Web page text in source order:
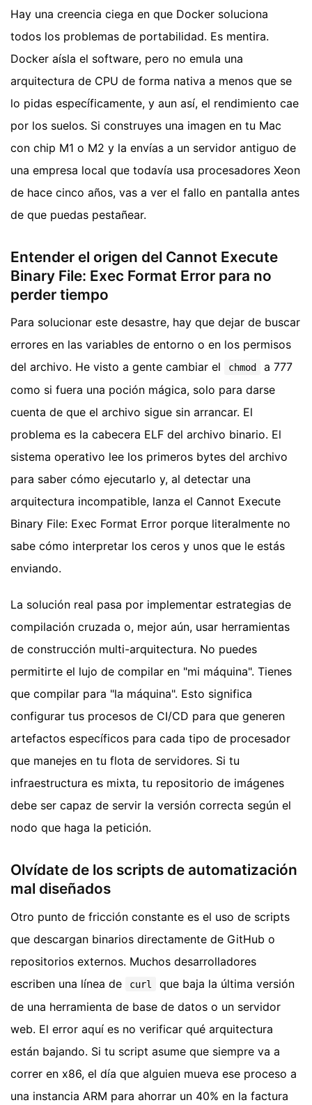
Hay una creencia ciega en que Docker soluciona
todos los problemas de portabilidad. Es mentira.
Docker aísla el software, pero no emula una
arquitectura de CPU de forma nativa a menos que se
lo pidas específicamente, y aun así, el rendimiento cae
por los suelos. Si construyes una imagen en tu Mac
con chip M1 o M2 y la envías a un servidor antiguo de
una empresa local que todavía usa procesadores Xeon
de hace cinco años, vas a ver el fallo en pantalla antes
de que puedas pestañear.
Entender el origen del Cannot Execute
Binary File: Exec Format Error para no
perder tiempo
Para solucionar este desastre, hay que dejar de buscar
errores en las variables de entorno o en los permisos
del archivo. He visto a gente cambiar el
chmod
a 777
como si fuera una poción mágica, solo para darse
cuenta de que el archivo sigue sin arrancar. El
problema es la cabecera ELF del archivo binario. El
sistema operativo lee los primeros bytes del archivo
para saber cómo ejecutarlo y, al detectar una
arquitectura incompatible, lanza el Cannot Execute
Binary File: Exec Format Error porque literalmente no
sabe cómo interpretar los ceros y unos que le estás
enviando.
La solución real pasa por implementar estrategias de
compilación cruzada o, mejor aún, usar herramientas
de construcción multi-arquitectura. No puedes
permitirte el lujo de compilar en "mi máquina". Tienes
que compilar para "la máquina". Esto significa
configurar tus procesos de CI/CD para que generen
artefactos específicos para cada tipo de procesador
que manejes en tu flota de servidores. Si tu
infraestructura es mixta, tu repositorio de imágenes
debe ser capaz de servir la versión correcta según el
nodo que haga la petición.
Olvídate de los scripts de automatización
mal diseñados
Otro punto de fricción constante es el uso de scripts
que descargan binarios directamente de GitHub o
repositorios externos. Muchos desarrolladores
escriben una línea de
curl
que baja la última versión
de una herramienta de base de datos o un servidor
web. El error aquí es no verificar qué arquitectura
están bajando. Si tu script asume que siempre va a
correr en x86, el día que alguien mueva ese proceso a
una instancia ARM para ahorrar un 40% en la factura